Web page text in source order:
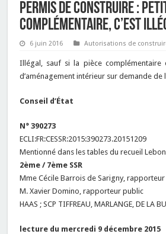
Permis de construire :
complémentaire, c’est
6 juin 2016 Autorisations de
Illégal, sauf si la pièce complémentaire
d’aménagement intérieur sur demande de
Conseil d’État
N° 390273
ECLI:FR:CESSR:2015:390273.20151209
Mentionné dans les tables du recueil Lebon
2ème / 7ème SSR
Mme Cécile Barrois de Sarigny, rapporteur
M. Xavier Domino, rapporteur public
HAAS ; SCP TIFFREAU, MARLANGE, DE LA
lecture du mercredi 9 décembre 2015